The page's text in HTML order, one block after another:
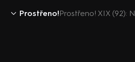
Prostřeno!Prostřeno! XIX (92):